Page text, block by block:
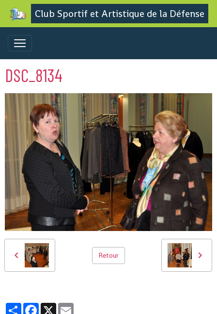
Club Sportif et Artistique de la Défense
DSC_8134
Retour
PartagerFacebook
X